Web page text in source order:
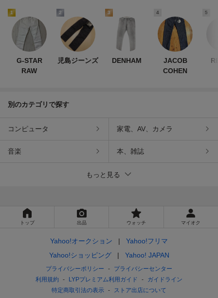
1
G-STAR
RAW
2
児島ジーンズ
3
DENHAM
4
JACOB
COHEN
5
別のカテゴリで探す
コンピュータ 家電、AV、カメラ
音楽 本、雑誌
もっと見る
トップ 出品 ウォッチ マイオク
Yahoo!オークション
Yahoo!フリマ
Yahoo!ショッピング
Yahoo! JAPAN
プライバシーポリシー
プライバシーセンター
利用規約
LYPプレミアム利用ガイド
ガイドライン
特定商取引法の表示
ストア出店について